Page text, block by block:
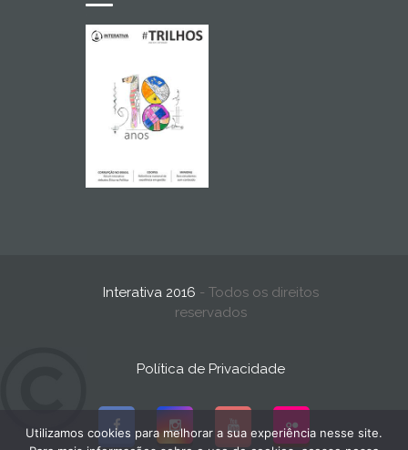
Interativa 2016 - Todos os direitos
reservados
Política de Privacidade
Utilizamos cookies para melhorar a sua experiência nesse site.